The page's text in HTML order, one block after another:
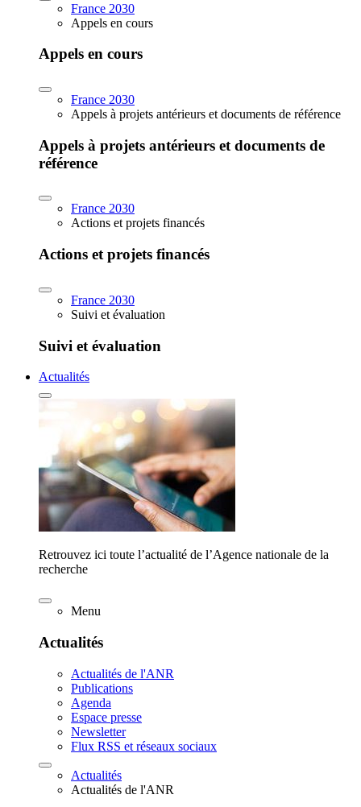
France 2030
Appels en cours
Appels en cours
France 2030
Appels à projets antérieurs et documents de référence
Appels à projets antérieurs et documents de
référence
France 2030
Actions et projets financés
Actions et projets financés
France 2030
Suivi et évaluation
Suivi et évaluation
Actualités
Retrouvez ici toute l’actualité de l’Agence nationale de la
recherche
Menu
Actualités
Actualités de l'ANR
Publications
Agenda
Espace presse
Newsletter
Flux RSS et réseaux sociaux
Actualités
Actualités de l'ANR